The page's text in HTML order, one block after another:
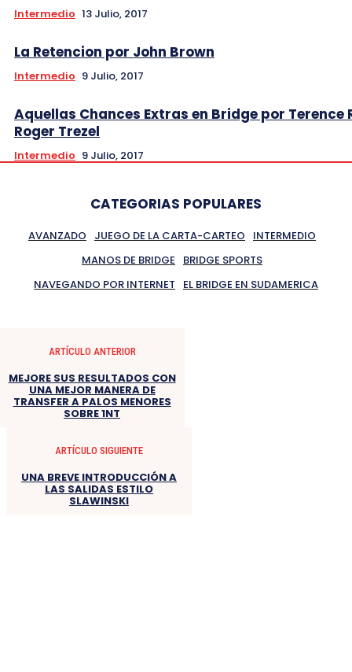
Intermedio 13 Julio, 2017
La Retencion por John Brown
Intermedio 9 Julio, 2017
Aquellas Chances Extras en Bridge por Terence
Roger Trezel
Intermedio 9 Julio, 2017
CATEGORIAS POPULARES
AVANZADO JUEGO DE LA CARTA-CARTEO
INTERMEDIO
MANOS DE BRIDGE
BRIDGE SPORTS
NAVEGANDO POR INTERNET
EL BRIDGE EN SUDAMERICA
ARTÍCULO ANTERIOR
MEJORE SUS RESULTADOS CON
UNA MEJOR MANERA DE
TRANSFER A PALOS MENORES
SOBRE 1NT
ARTÍCULO SIGUIENTE
UNA BREVE INTRODUCCIÓN A
LAS SALIDAS ESTILO
SLAWINSKI